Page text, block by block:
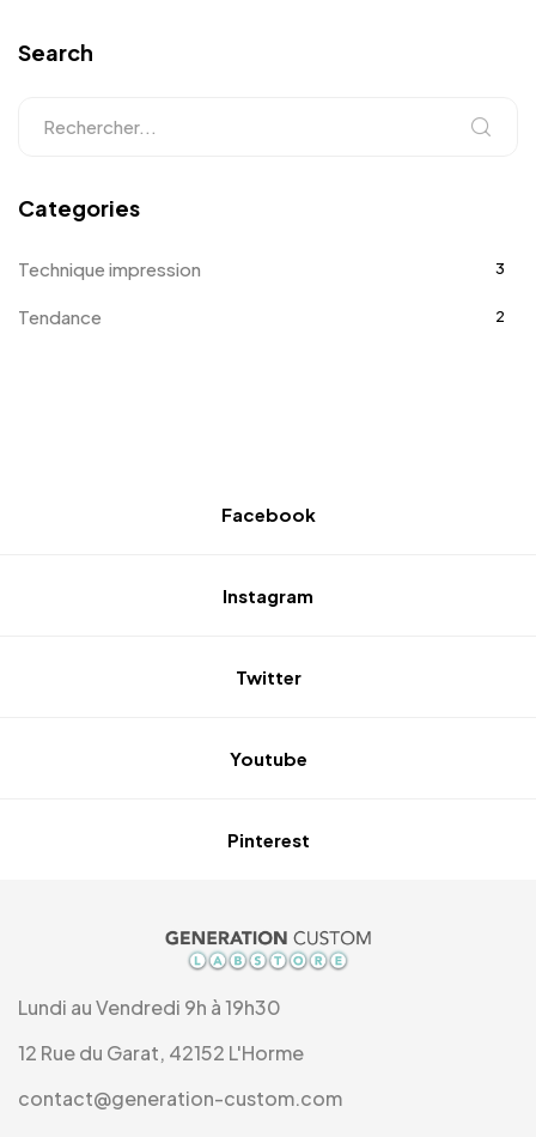
Search
Categories
Technique impression 3
Tendance 2
Facebook
Instagram
Twitter
Youtube
Pinterest
Lundi au Vendredi 9h à 19h30
12 Rue du Garat, 42152 L'Horme
contact@generation-custom.com